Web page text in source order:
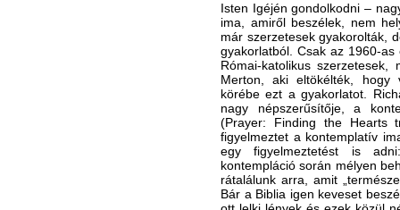
Isten Igéjén gondolkodni –
ima, amiről beszélek, nem
már szerzetesek gyakorolták,
gyakorlatból. Csak az 1960-
Római-katolikus
Merton, aki eltökélték, hogy
körébe ezt a gyakorlatot.
nagy népszerűsítője, a
(Prayer: Finding the Hearts
figyelmeztet a kontemplatív
egy figyelmeztetést is
kontempláció során mélyen
rátalálunk arra, amit
Bár a Biblia igen keveset